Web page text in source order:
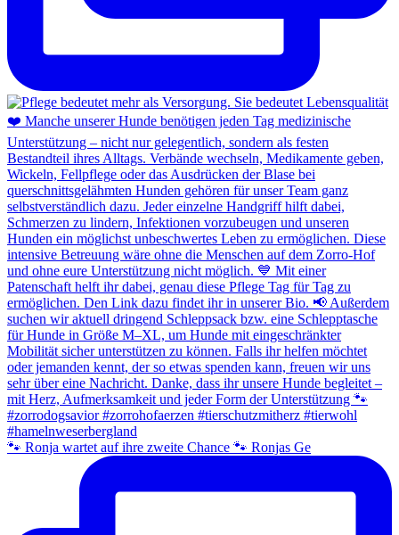
🐾 Ronja wartet auf ihre zweite Chance 🐾 Ronjas Ge